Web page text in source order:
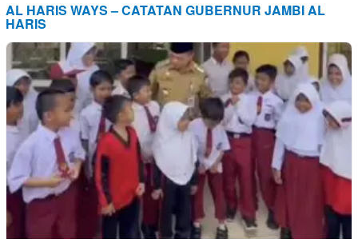
AL HARIS WAYS – CATATAN GUBERNUR JAMBI AL
HARIS